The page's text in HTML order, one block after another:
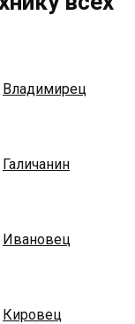
Владимирец
Галичанин
Ивановец
Кировец